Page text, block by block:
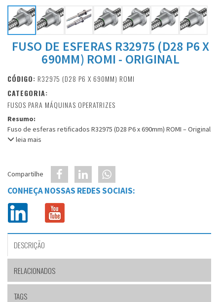
FUSO DE ESFERAS R32975 (D28 P6 X
690MM) ROMI - ORIGINAL
CÓDIGO: R32975 (D28 P6 X 690MM) ROMI
CATEGORIA:
FUSOS PARA MÁQUINAS OPERATRIZES
Resumo:
Fuso de esferas retificados R32975 (D28 P6 x 690mm) ROMI – Original
leia mais
Compartilhe
CONHEÇA NOSSAS REDES SOCIAIS:
DESCRIÇÃO
RELACIONADOS
TAGS